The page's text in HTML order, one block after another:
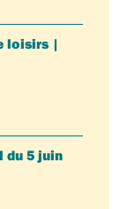
loisirs |
du 5 juin